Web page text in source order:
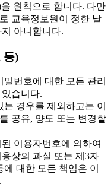
을 원칙으로 합니다. 다만
교육정보원이 정한 날
아니합니다.
등)
번호에 대한 모든 관리
습니다.
경우를 제외하고는 이
공유, 양도 또는 변경할
이용자번호에 의하여
상의 과실 또는 제3자
대한 모든 책임은 이